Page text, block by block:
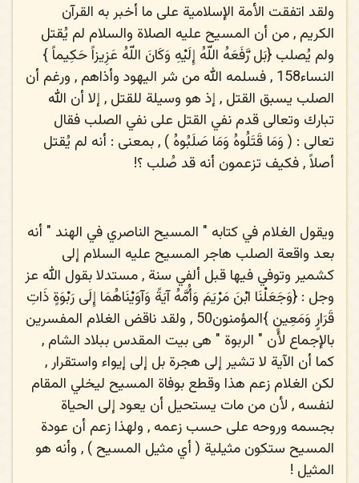
ولقد اتفقت الأمة الإسلامية على ما أخبر به القرآن
الكريم , من أن المسيح عليه الصلاة والسلام لم يُقتل
ولم يُصلب {بَل رَّفَعَهُ اللّهُ إِلَيْهِ وَكَانَ اللّهُ عَزِيزاً حَكِيماً}
النساء158 , فسلمه الله من شر اليهود وأذاهم , ورغم أن
الصلب يسبق القتل , إذ هو وسيلة للقتل , إلا أن الله
تبارك وتعالى قدم نفي القتل على نفي الصلب فقال
تعالى : ( وَمَا قَتَلُوهُ وَمَا صَلَبُوهُ ) , بمعنى : أنه لم يُقتل
أصلاً , فكيف تزعمون أنه قد صُلب ؟!
ويقول الغلام في كتابه " المسيح الناصري في الهند " أنه
بعد واقعة الصلب هاجر المسيح عليه السلام إلى
كشمير وتوفي فيها قبل ألفي سنة , مستدلا بقول الله عز
وجل : {وَجَعَلْنَا ابْنَ مَرْيَمَ وَأُمَّهُ آيَةً وَآوَيْنَاهُمَا إِلَى رَبْوَةٍ ذَاتِ
قَرَارٍ وَمَعِينٍ
}المؤمنون50 , ولقد ناقض الغلام المفسرين
بالإجماع لأن " الربوة " هى بيت المقدس ببلاد الشام ,
كما أن الآية لا تشير إلى هجرة بل إلى إيواء واستقرار ,
لكن الغلام زعم هذا وقطع بوفاة المسيح ليخلي المقام
لنفسه , لأن من مات يستحيل أن يعود إلى الحياة
بجسمه وروحه على حسب زعمه , ولهذا زعم أن عودة
المسيح ستكون مثيلية ( أي مثيل المسيح ) , وأنه هو
المثيل !